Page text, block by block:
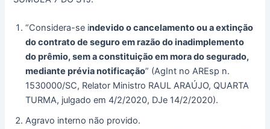
“Considera-se indevido o cancelamento ou a extinção
do contrato de seguro em razão do inadimplemento
do prêmio, sem a constituição em mora do segurado,
mediante prévia notificação” (AgInt no AREsp n.
1530000/SC, Relator Ministro RAUL ARAÚJO, QUARTA
TURMA, julgado em 4/2/2020, DJe 14/2/2020).
Agravo interno não provido.